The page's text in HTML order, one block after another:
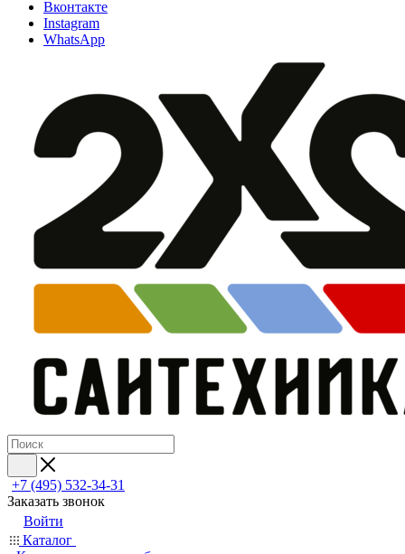
Вконтакте
Instagram
WhatsApp
+7 (495) 532‑34‑31
Заказать звонок
Войти
Каталог